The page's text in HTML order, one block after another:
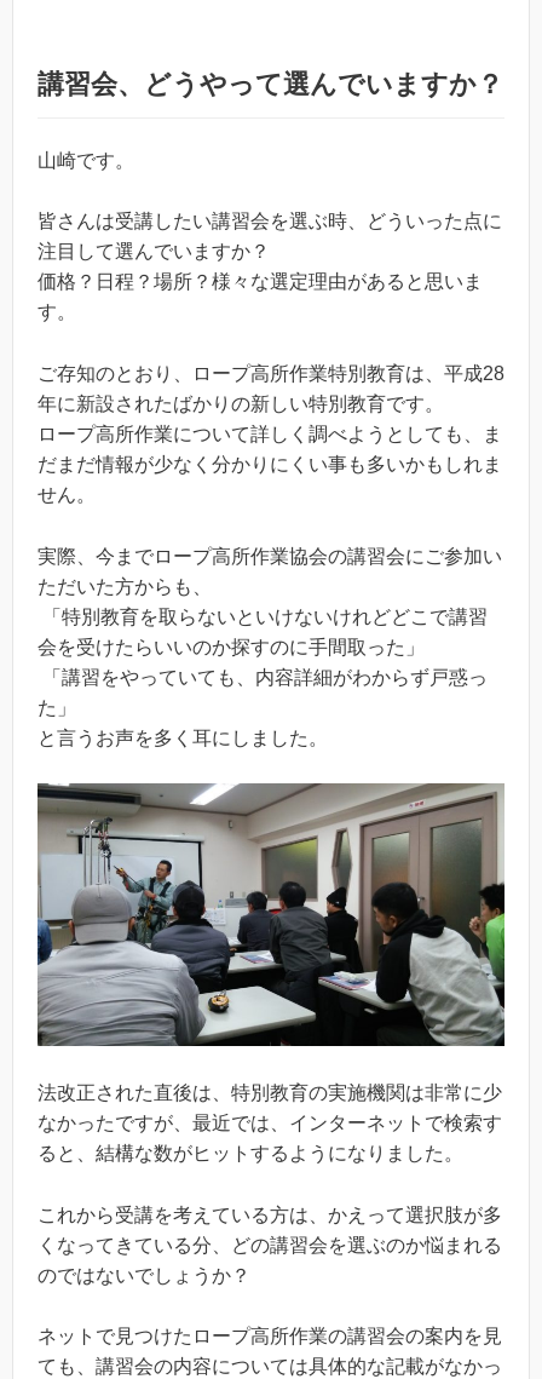
講習会、どうやって選んでいますか？
山崎です。
皆さんは受講したい講習会を選ぶ時、どういった点に
注目して選んでいますか？
価格？日程？場所？様々な選定理由があると思いま
す。
ご存知のとおり、ロープ高所作業特別教育は、平成28
年に新設されたばかりの新しい特別教育です。
ロープ高所作業について詳しく調べようとしても、ま
だまだ情報が少なく分かりにくい事も多いかもしれま
せん。
実際、今までロープ高所作業協会の講習会にご参加い
ただいた方からも、
「特別教育を取らないといけないけれどどこで講習
会を受けたらいいのか探すのに手間取った」
「講習をやっていても、内容詳細がわからず戸惑っ
た」
と言うお声を多く耳にしました。
法改正された直後は、特別教育の実施機関は非常に少
なかったですが、最近では、インターネットで検索す
ると、結構な数がヒットするようになりました。
これから受講を考えている方は、かえって選択肢が多
くなってきている分、どの講習会を選ぶのか悩まれる
のではないでしょうか？
ネットで見つけたロープ高所作業の講習会の案内を見
ても、講習会の内容については具体的な記載がなかっ